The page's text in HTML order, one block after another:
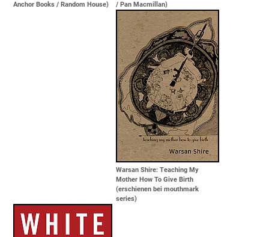
Anchor Books / Random House)
/ Pan Macmillan)
Warsan Shire: Teaching My
Mother How To Give Birth
(erschienen bei mouthmark
series)